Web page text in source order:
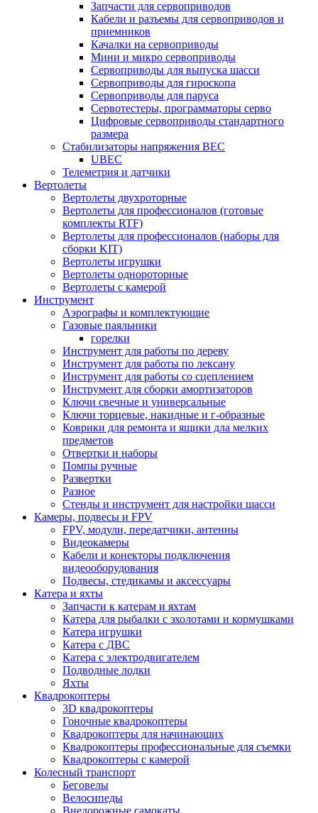
Запчасти для сервоприводов
Кабели и разъемы для сервоприводов и
приемников
Качалки на сервоприводы
Мини и микро сервоприводы
Сервоприводы для выпуска шасси
Сервоприводы для гироскопа
Сервоприводы для паруса
Сервотестеры, программаторы серво
Цифровые сервоприводы стандартного
размера
Стабилизаторы напряжения BEC
UBEC
Телеметрия и датчики
Вертолеты
Вертолеты двухроторные
Вертолеты для профессионалов (готовые
комплекты RTF)
Вертолеты для профессионалов (наборы для
сборки KIT)
Вертолеты игрушки
Вертолеты однороторные
Вертолеты с камерой
Инструмент
Аэрографы и комплектующие
Газовые паяльники
горелки
Инструмент для работы по дереву
Инструмент для работы по лексану
Инструмент для работы со сцеплением
Инструмент для сборки амортизаторов
Ключи свечные и универсальные
Ключи торцевые, накидные и г-образные
Коврики для ремонта и ящики дла мелких
предметов
Отвертки и наборы
Помпы ручные
Развертки
Разное
Стенды и инструмент для настройки шасси
Камеры, подвесы и FPV
FPV, модули, передатчики, антенны
Видеокамеры
Кабели и конекторы подключения
видеооборудования
Подвесы, стедикамы и аксессуары
Катера и яхты
Запчасти к катерам и яхтам
Катера для рыбалки с эхолотами и кормушками
Катера игрушки
Катера с ДВС
Катера с электродвигателем
Подводные лодки
Яхты
Квадрокоптеры
3D квадрокоптеры
Гоночные квадрокоптеры
Квадрокоптеры для начинающих
Квадрокоптеры профессиональные для съемки
Квадрокоптеры с камерой
Колесный транспорт
Беговелы
Велосипеды
Внедорожные самокаты